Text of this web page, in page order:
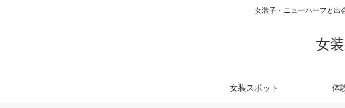
女装子・ニューハーフと出
女
女装スポット 体